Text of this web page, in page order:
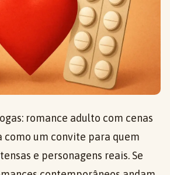
romance adulto com cenas
como um convite para quem
e personagens reais. Se